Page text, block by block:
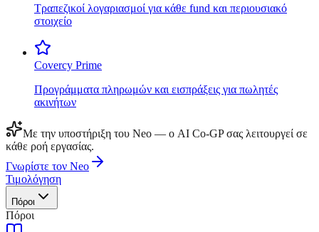
Τραπεζικοί λογαριασμοί για κάθε fund και περιουσιακό
στοιχείο
Covercy Prime
Προγράμματα πληρωμών και εισπράξεις για πωλητές
ακινήτων
Με την υποστήριξη του Neo — ο AI Co-GP σας λειτουργεί σε
κάθε ροή εργασίας.
Γνωρίστε τον Neo
Τιμολόγηση
Πόροι
Πόροι